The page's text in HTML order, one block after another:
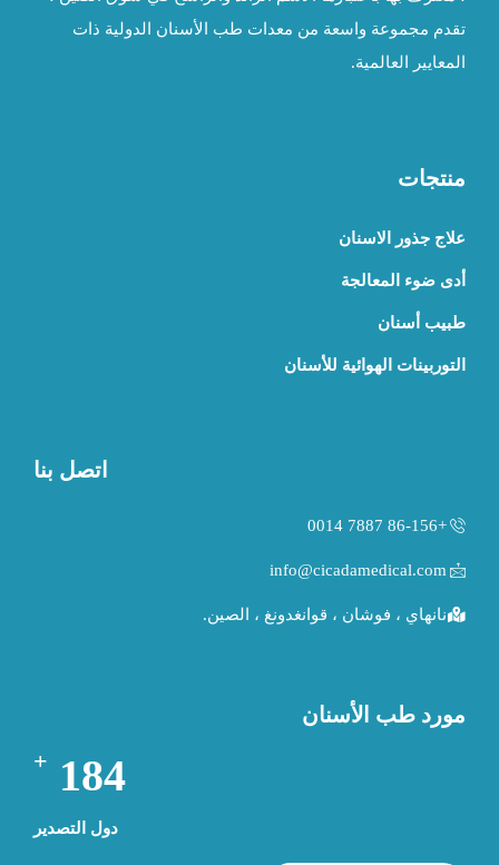
تقدم مجموعة واسعة من معدات طب الأسنان الدولية ذات
المعايير العالمية.
منتجات
علاج جذور الاسنان
أدى ضوء المعالجة
طبيب أسنان
التوربينات الهوائية للأسنان
اتصل بنا
+86-156 7887 0014
info@cicadamedical.com
نانهاي ، فوشان ، قوانغدونغ ، الصين.
مورد طب الأسنان
193
+
دول التصدير